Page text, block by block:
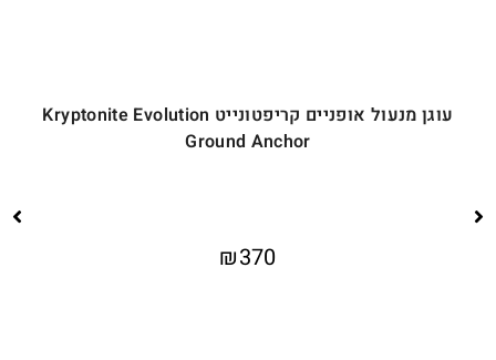
עוגן מנעול אופניים קריפטונייט Kryptonite Evolution
Ground Anchor
₪370